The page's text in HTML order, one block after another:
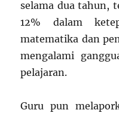
selama dua tahun,
12% dalam
matematika dan
mengalami
pelajaran.
Guru pun